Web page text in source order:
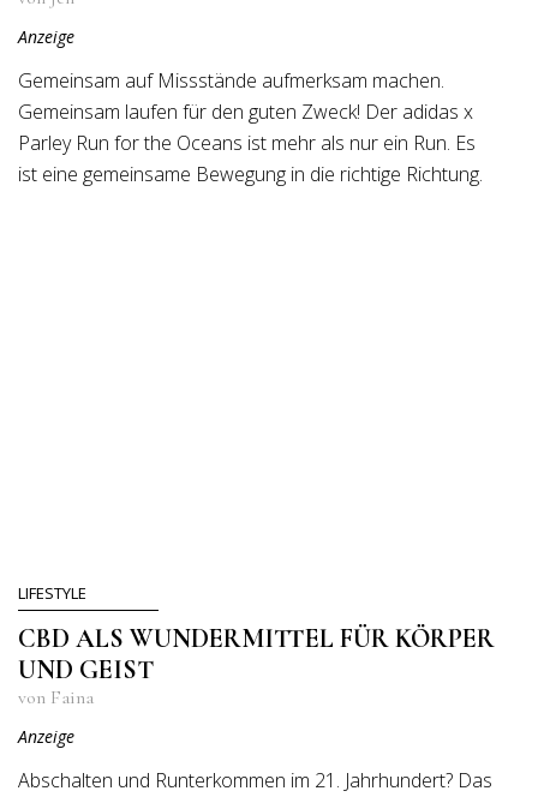
Anzeige
Gemeinsam auf Missstände aufmerksam machen.
Gemeinsam laufen für den guten Zweck! Der adidas x
Parley Run for the Oceans ist mehr als nur ein Run. Es
ist eine gemeinsame Bewegung in die richtige Richtung.
LIFESTYLE
CBD ALS WUNDERMITTEL FÜR KÖRPER
UND GEIST
von Faina
Anzeige
Abschalten und Runterkommen im 21. Jahrhundert? Das